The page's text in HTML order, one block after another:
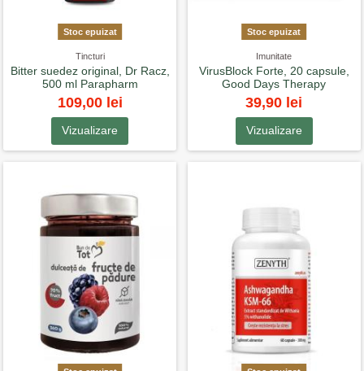
Stoc epuizat
Tincturi
Bitter suedez original, Dr Racz,
500 ml Parapharm
109,00 lei
Vizualizare
Stoc epuizat
Imunitate
VirusBlock Forte, 20 capsule,
Good Days Therapy
39,90 lei
Vizualizare